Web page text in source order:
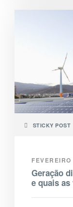
STICKY POST
Geração
e quais as